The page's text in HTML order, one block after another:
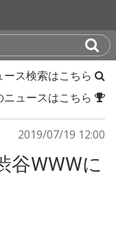
ース検索はこちら
ニュースはこちら
2019/07/19 12:00
谷WWWに